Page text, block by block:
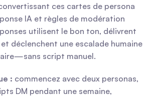
ces cartes de persona
IA et règles de modération
utilisent le bon ton, délivrent
déclenchent une escalade humaine
script manuel.
: commencez avec deux personas,
DM pendant une semaine,